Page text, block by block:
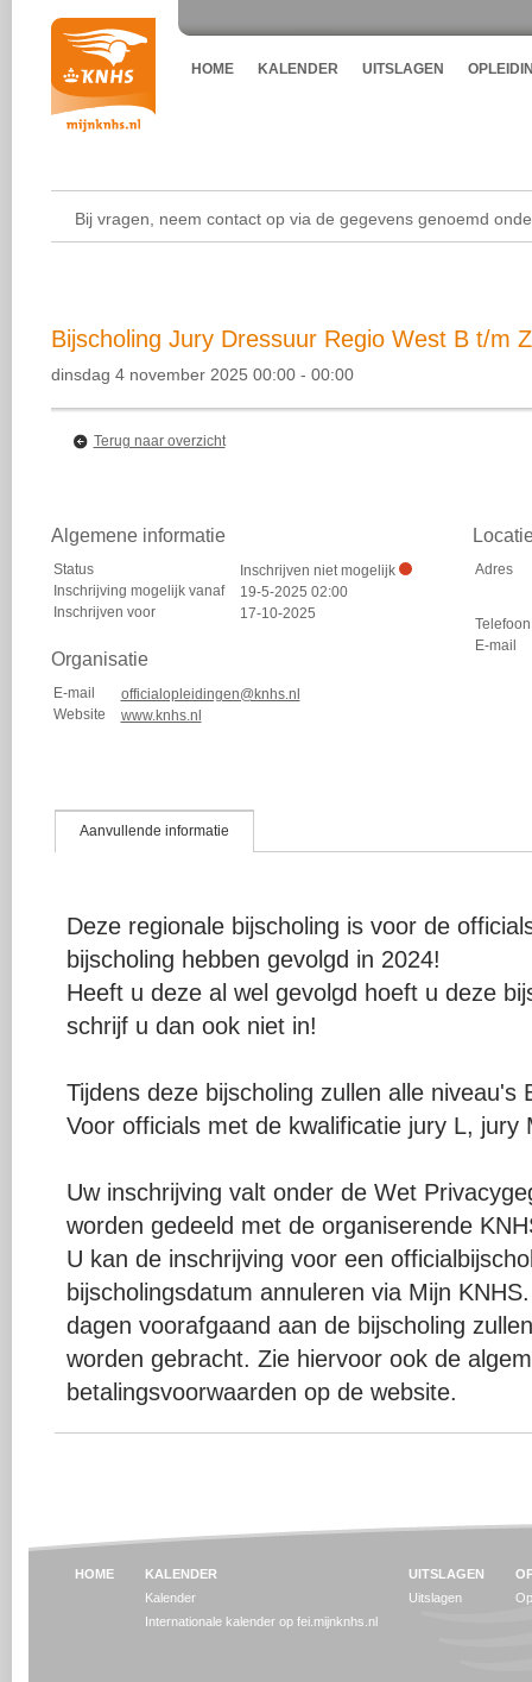
HOME KALENDER UITSLAGEN
Bij vragen, neem contact op via de gegevens genoemd
Bijscholing Jury Dressuur Regio West B t/m
dinsdag 4 november 2025 00:00 - 00:00
Terug naar overzicht
Algemene informatie
Status
Inschrijven niet mogelijk
Inschrijving mogelijk vanaf
19-5-2025 02:00
Inschrijven voor
17-10-2025
Organisatie
E-mail
officialopleidingen@knhs.nl
Website
www.knhs.nl
Adres
Telefoon
E-mail
Aanvullende informatie
Deze regionale bijscholing is voor de
bijscholing hebben gevolgd in 2024!
Heeft u deze al wel gevolgd hoeft u deze
schrijf u dan ook niet in!
Tijdens deze bijscholing zullen alle
Voor officials met de kwalificatie jury L,
Uw inschrijving valt onder de Wet
worden gedeeld met de organiserende
U kan de inschrijving voor een
bijscholingsdatum annuleren via Mijn
dagen voorafgaand aan de bijscholing
worden gebracht. Zie hiervoor ook de
betalingsvoorwaarden op de website.
HOME
KALENDER
Kalender
Internationale kalender op fei.mijnknhs.nl
UITSLAGEN
Uitslagen